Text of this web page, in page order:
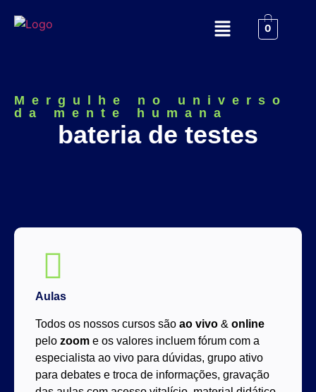
0
Mergulhe no universo
da mente humana
bateria de testes
Aulas
Todos os nossos cursos são ao vivo & online
pelo zoom e os valores incluem fórum com a
especialista ao vivo para dúvidas, grupo ativo
para debates e troca de informações, gravação